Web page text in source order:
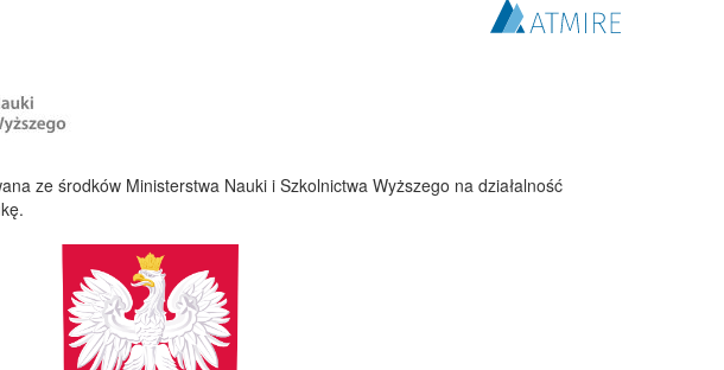
ze środków Ministerstwa Nauki i Szkolnictwa Wyższego na działalność